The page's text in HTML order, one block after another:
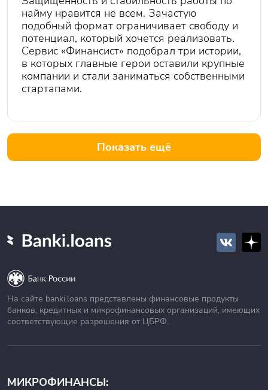
найму нравится не всем. Зачастую
подобный формат ограничивает свободу и
потенциал, который хочется реализовать.
Сервис «Финансист» подобрал три истории,
в которых главные герои оставили крупные
компании и стали заниматься собственными
стартапами.
Показать ещё
На сайте banki.loans представлены финансовые продукты
банков, кредитных и микрофинансовых организаций, имеющих
соответствующие разрешения от ЦБРФ.
МИКРОФИНАНСЫ: